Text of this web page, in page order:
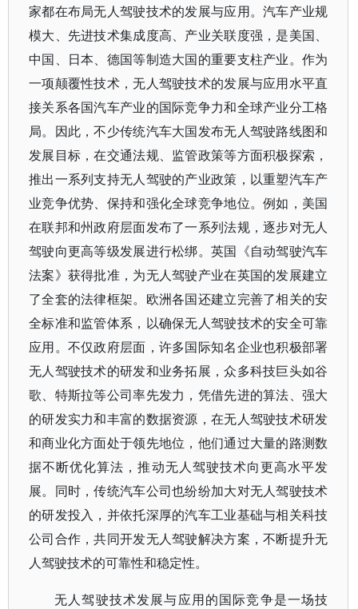
家都在布局无人驾驶技术的发展与应用。汽车产业规
模大、先进技术集成度高、产业关联度强，是美国、
中国、日本、德国等制造大国的重要支柱产业。作为
一项颠覆性技术，无人驾驶技术的发展与应用水平直
接关系各国汽车产业的国际竞争力和全球产业分工格
局。因此，不少传统汽车大国发布无人驾驶路线图和
发展目标，在交通法规、监管政策等方面积极探索，
推出一系列支持无人驾驶的产业政策，以重塑汽车产
业竞争优势、保持和强化全球竞争地位。例如，美国
在联邦和州政府层面发布了一系列法规，逐步对无人
驾驶向更高等级发展进行松绑。英国《自动驾驶汽车
法案》获得批准，为无人驾驶产业在英国的发展建立
了全套的法律框架。欧洲各国还建立完善了相关的安
全标准和监管体系，以确保无人驾驶技术的安全可靠
应用。不仅政府层面，许多国际知名企业也积极部署
无人驾驶技术的研发和业务拓展，众多科技巨头如谷
歌、特斯拉等公司率先发力，凭借先进的算法、强大
的研发实力和丰富的数据资源，在无人驾驶技术研发
和商业化方面处于领先地位，他们通过大量的路测数
据不断优化算法，推动无人驾驶技术向更高水平发
展。同时，传统汽车公司也纷纷加大对无人驾驶技术
的研发投入，并依托深厚的汽车工业基础与相关科技
公司合作，共同开发无人驾驶解决方案，不断提升无
人驾驶技术的可靠性和稳定性。
无人驾驶技术发展与应用的国际竞争是一场技